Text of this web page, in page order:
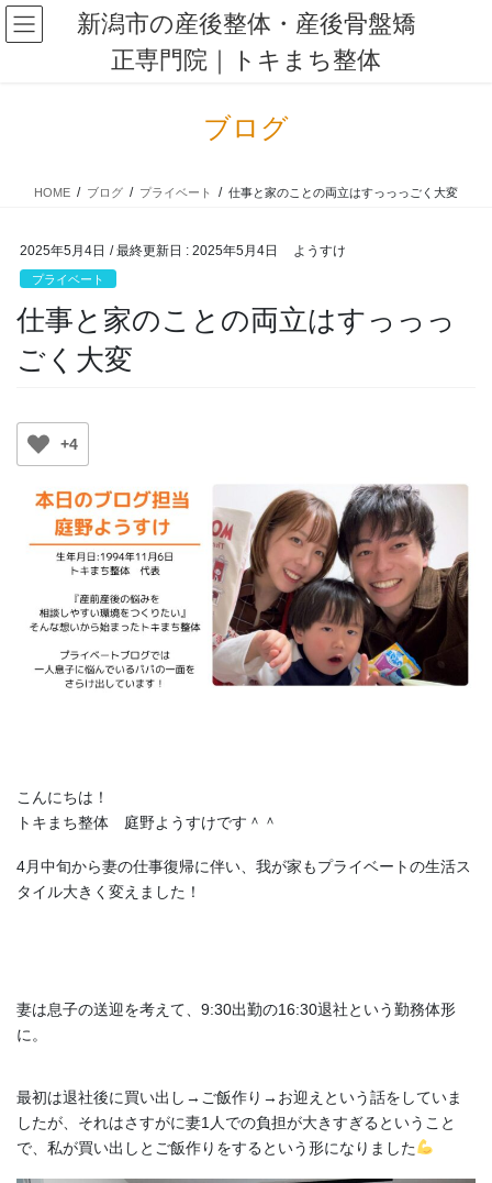
コ
ン
ナ
ビ
新潟市の産後整体・産後骨盤矯
正専門院｜トキまち整体
ブログ
HOME ブログ プライベート 仕事と家のことの両立はすっっっごく大変
2025年5月4日 / 最終更新日 : 2025年5月4日 ようすけ
プライベート
仕事と家のことの両立はすっっっ
ごく大変
+4
こんにちは！
トキまち整体 庭野ようすけです＾＾
4月中旬から妻の仕事復帰に伴い、我が家もプライベートの生活ス
タイル大きく変えました！
妻は息子の送迎を考えて、9:30出勤の16:30退社という勤務体形
に。
最初は退社後に買い出し→ご飯作り→お迎えという話をしていま
したが、それはさすがに妻1人での負担が大きすぎるということ
で、私が買い出しとご飯作りをするという形になりました